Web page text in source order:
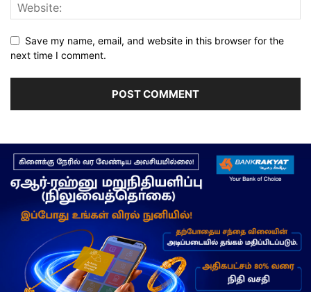
Save my name, email, and website in this browser for the
next time I comment.